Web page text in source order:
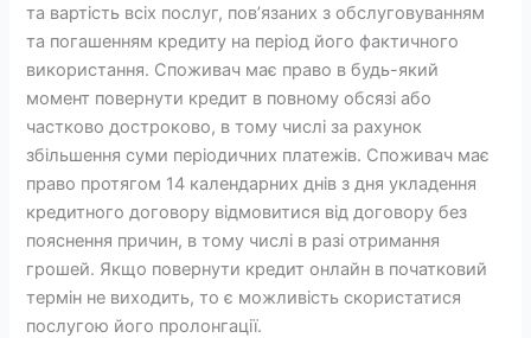
та вартість всіх послуг, пов’язаних з обслуговуванням
та погашенням кредиту на період його фактичного
використання. Споживач має право в будь-який
момент повернути кредит в повному обсязі або
частково достроково, в тому числі за рахунок
збільшення суми періодичних платежів. Споживач має
право протягом 14 календарних днів з дня укладення
кредитного договору відмовитися від договору без
пояснення причин, в тому числі в разі отримання
грошей. Якщо повернути кредит онлайн в початковий
термін не виходить, то є можливість скористатися
послугою його пролонгації.